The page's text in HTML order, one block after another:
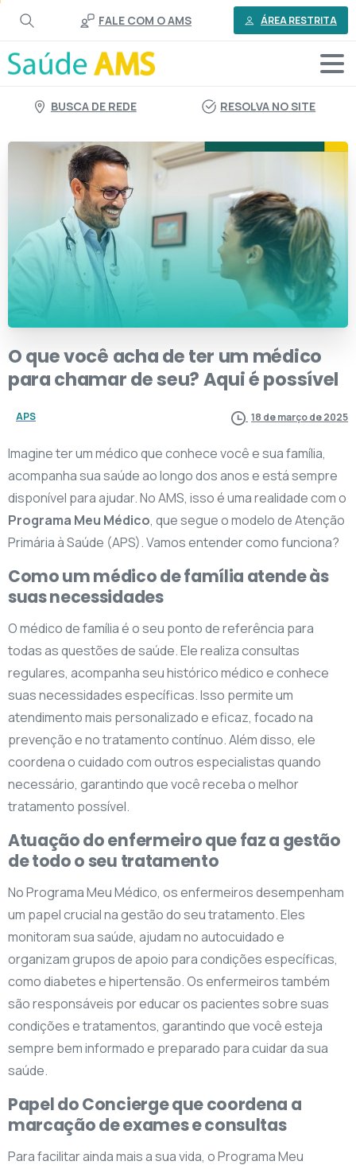
conteúdo
FALE COM O AMS ÁREA RESTRITA
BUSCA DE REDE RESOLVA NO SITE
Oquevocê achadeter um médico
parachamardeseu?Aquiépossível
APS 18 de março de 2025
Imagine ter um médico que conhece você e sua família,
acompanha sua saúde ao longo dos anos e está sempre
disponível para ajudar. No AMS, isso é uma realidade com o
Programa Meu Médico, que segue o modelo de Atenção
Primária à Saúde (APS). Vamos entender como funciona?
Como um médico de família atende às
suas necessidades
O médico de família é o seu ponto de referência para
todas as questões de saúde. Ele realiza consultas
regulares, acompanha seu histórico médico e conhece
suas necessidades específicas. Isso permite um
atendimento mais personalizado e eficaz, focado na
prevenção e no tratamento contínuo. Além disso, ele
coordena o cuidado com outros especialistas quando
necessário, garantindo que você receba o melhor
tratamento possível.
Atuação do enfermeiro que faz a gestão
de todo o seu tratamento
No Programa Meu Médico, os enfermeiros desempenham
um papel crucial na gestão do seu tratamento. Eles
monitoram sua saúde, ajudam no autocuidado e
organizam grupos de apoio para condições específicas,
como diabetes e hipertensão. Os enfermeiros também
são responsáveis por educar os pacientes sobre suas
condições e tratamentos, garantindo que você esteja
sempre bem informado e preparado para cuidar da sua
saúde.
Papel do Concierge que coordena a
marcação de exames e consultas
Para facilitar ainda mais a sua vida, o Programa Meu